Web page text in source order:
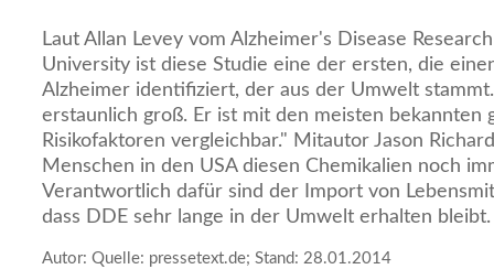
Laut Allan Levey vom Alzheimer's Disease
University ist diese Studie eine der ersten, die
Alzheimer identifiziert, der aus der Umwelt
erstaunlich groß. Er ist mit den meisten bekannten
Risikofaktoren vergleichbar." Mitautor Jason
Menschen in den USA diesen Chemikalien noch
Verantwortlich dafür sind der Import von
dass DDE sehr lange in der Umwelt erhalten bleibt.
Autor: Quelle: pressetext.de; Stand: 28.01.2014